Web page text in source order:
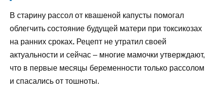
В старину рассол от квашеной капусты помогал
облегчить состояние будущей матери при токсикозах
на ранних сроках. Рецепт не утратил своей
актуальности и сейчас – многие мамочки утверждают,
что в первые месяцы беременности только рассолом
и спасались от тошноты.